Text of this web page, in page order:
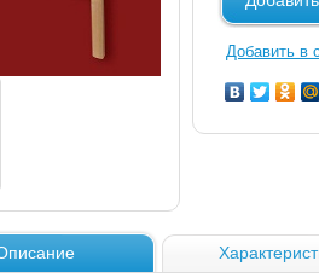
Добавить в